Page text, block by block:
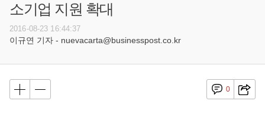
소기업 지원 확대
2016-08-23 16:44:37
이규연 기자 - nuevacarta@businesspost.co.kr
0